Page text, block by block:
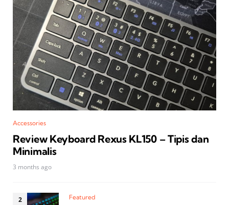
Accessories
Review Keyboard Rexus KL150 – Tipis dan
Minimalis
3 months ago
Featured